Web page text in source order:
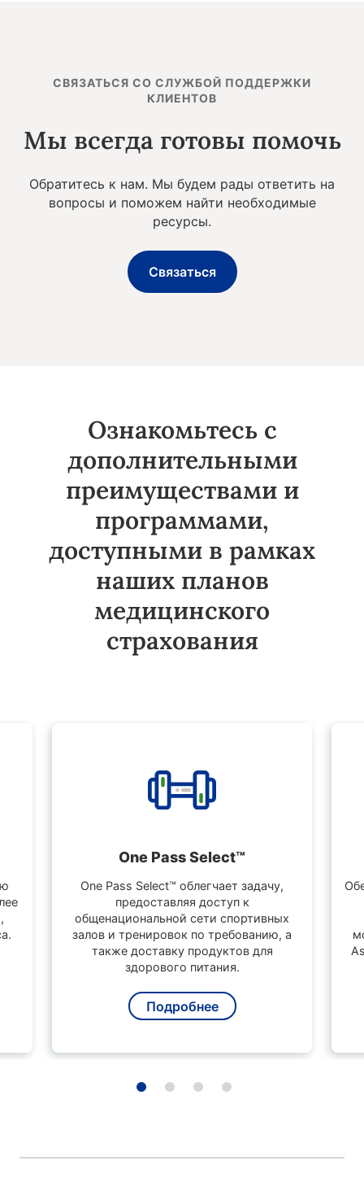
СВЯЗАТЬСЯ СО СЛУЖБОЙ ПОДДЕРЖКИ
КЛИЕНТОВ
Мы всегда готовы помочь
Обратитесь к нам. Мы будем рады ответить на
вопросы и поможем найти необходимые
ресурсы.
Связаться
Ознакомьтесь с
дополнительными
преимуществами и
программами,
доступными в рамках
наших планов
медицинского
страхования
One Pass Select™
One Pass Select™ облегчает задачу,
предоставляя доступ к
общенациональной сети спортивных
залов и тренировок по требованию, а
также доставку продуктов для
здорового питания.
Подробнее